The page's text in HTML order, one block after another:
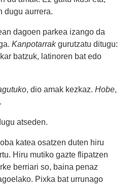
dugu aurrera.
dagoen parkea izango da
Kanpotarrakgurutzatu ditugu:
batzuk, latinoren bat edo
, dio amak kezkaz.Hobe,
atseden.
katea osatzen duten hiru
Hiru mutiko gazte flipatzen
berriari so, baina penaz
Pixka bat urrunago